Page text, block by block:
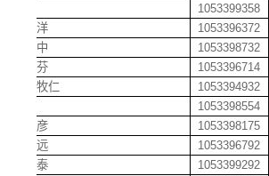
1053399358
巴越洋
1053396372
白建中
1053398732
柏小芬
1053396714
包音牧仁
1053394932
1053398554
薄明彦
1053398175
薄志远
1053396792
宝正泰
1053399292